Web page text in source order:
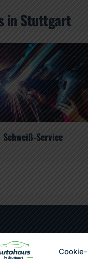
in Stuttgart
Schweiß-Service
Partner